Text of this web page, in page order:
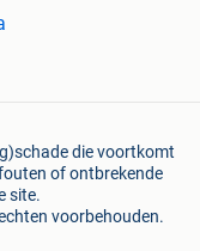
die voortkomt
of ontbrekende
site.
voorbehouden.